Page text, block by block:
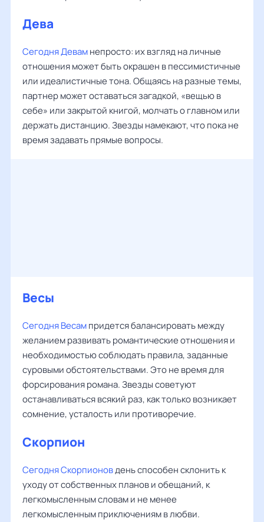
Дева
Сегодня Девамнепросто: их взгляд на личные
отношения может быть окрашен в пессимистичные
или идеалистичные тона. Общаясь на разные темы,
партнер может оставаться загадкой, «вещью в
себе» или закрытой книгой, молчать о главном или
держать дистанцию. Звезды намекают, что пока не
время задавать прямые вопросы.
Весы
Сегодня Весампридется балансировать между
желанием развивать романтические отношения и
необходимостью соблюдать правила, заданные
суровыми обстоятельствами. Это не время для
форсирования романа. Звезды советуют
останавливаться всякий раз, как только возникает
сомнение, усталость или противоречие.
Скорпион
Сегодня Скорпионовдень способен склонить к
уходу от собственных планов и обещаний, к
легкомысленным словам и не менее
легкомысленным приключениям в любви.